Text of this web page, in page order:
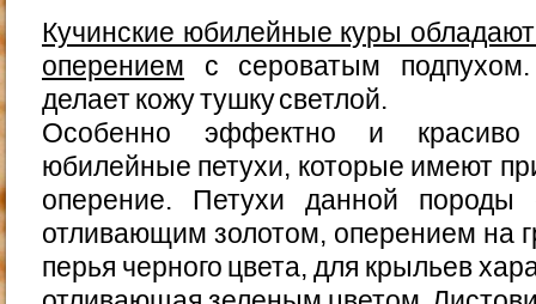
Кучинские юбилейные куры
оперением с сероватым
делает кожу тушку светлой.
Особенно эффектно и красиво
юбилейные петухи, которые имеют
оперение. Петухи данной породы
отливающим золотом, оперением на
перья черного цвета, для крыльев